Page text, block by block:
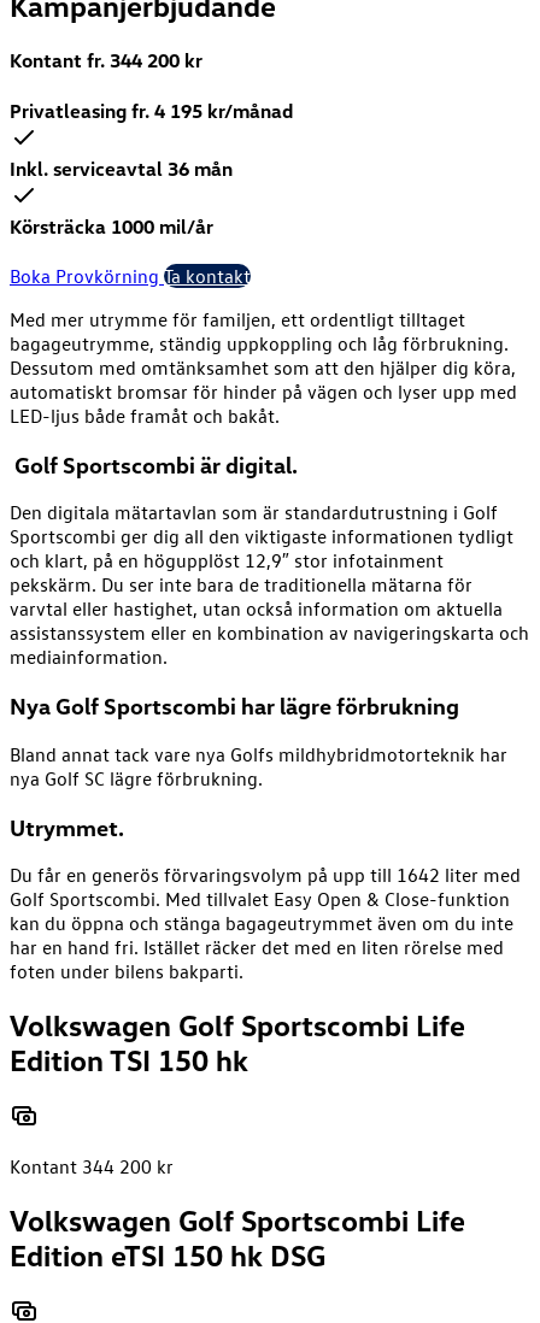
Kontant fr. 344 200 kr
Privatleasing fr. 4 195 kr/månad
Inkl. serviceavtal 36 mån
Körsträcka 1000 mil/år
Boka Provkörning Ta kontakt
Med mer utrymme för familjen, ett ordentligt tilltaget
bagageutrymme, ständig uppkoppling och låg förbrukning.
Dessutom med omtänksamhet som att den hjälper dig köra,
automatiskt bromsar för hinder på vägen och lyser upp med
LED-ljus både framåt och bakåt.
Golf Sportscombi är digital.
Den digitala mätartavlan som är standardutrustning i Golf
Sportscombi ger dig all den viktigaste informationen tydligt
och klart, på en högupplöst 12,9″ stor infotainment
pekskärm. Du ser inte bara de traditionella mätarna för
varvtal eller hastighet, utan också information om aktuella
assistanssystem eller en kombination av navigeringskarta och
mediainformation.
Nya Golf Sportscombi har lägre förbrukning
Bland annat tack vare nya Golfs mildhybridmotorteknik har
nya Golf SC lägre förbrukning.
Utrymmet.
Du får en generös förvaringsvolym på upp till 1642 liter med
Golf Sportscombi. Med tillvalet Easy Open & Close-funktion
kan du öppna och stänga bagageutrymmet även om du inte
har en hand fri. Istället räcker det med en liten rörelse med
foten under bilens bakparti.
Volkswagen Golf Sportscombi Life
Edition TSI 150 hk
Kontant 344 200 kr
Volkswagen Golf Sportscombi Life
Edition eTSI 150 hk DSG